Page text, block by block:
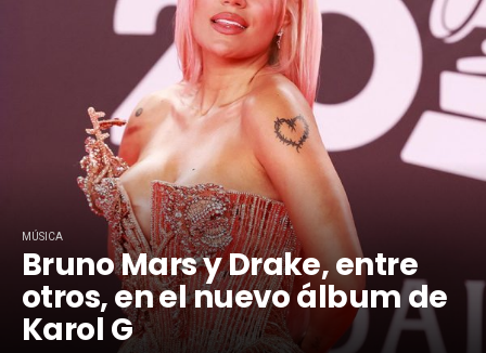
MÚSICA
Bruno Mars y Drake, entre
otros, en el nuevo álbum de
Karol G